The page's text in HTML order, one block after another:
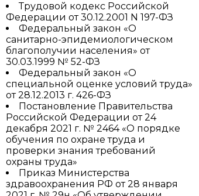
Трудовой кодекс Российской
Федерации от 30.12.2001 N 197-ФЗ
Федеральный закон «О
санитарно-эпидемиологическом
благополучии населения» от
30.03.1999 № 52-ФЗ
Федеральный закон «О
специальной оценке условий труда»
от 28.12.2013 г. 426-ФЗ
Постановление Правительства
Российской Федерации от 24
декабря 2021 г. № 2464 «О порядке
обучения по охране труда и
проверки знания требований
охраны труда»
Приказ Министерства
здравоохранения РФ от 28 января